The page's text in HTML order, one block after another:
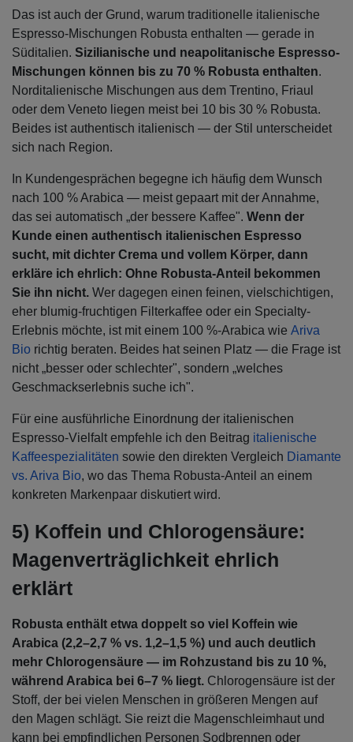
Das ist auch der Grund, warum traditionelle italienische
Espresso-Mischungen Robusta enthalten — gerade in
Süditalien. Sizilianische und neapolitanische Espresso-
Mischungen können bis zu 70 % Robusta enthalten.
Norditalienische Mischungen aus dem Trentino, Friaul
oder dem Veneto liegen meist bei 10 bis 30 % Robusta.
Beides ist authentisch italienisch — der Stil unterscheidet
sich nach Region.
In Kundengesprächen begegne ich häufig dem Wunsch
nach 100 % Arabica — meist gepaart mit der Annahme,
das sei automatisch „der bessere Kaffee". Wenn der
Kunde einen authentisch italienischen Espresso
sucht, mit dichter Crema und vollem Körper, dann
erkläre ich ehrlich: Ohne Robusta-Anteil bekommen
Sie ihn nicht. Wer dagegen einen feinen, vielschichtigen,
eher blumig-fruchtigen Filterkaffee oder ein Specialty-
Erlebnis möchte, ist mit einem 100 %-Arabica wie Ariva
Bio richtig beraten. Beides hat seinen Platz — die Frage ist
nicht „besser oder schlechter", sondern „welches
Geschmackserlebnis suche ich".
Für eine ausführliche Einordnung der italienischen
Espresso-Vielfalt empfehle ich den Beitrag italienische
Kaffeespezialitäten sowie den direkten Vergleich Diamante
vs. Ariva Bio, wo das Thema Robusta-Anteil an einem
konkreten Markenpaar diskutiert wird.
5) Koffein und Chlorogensäure:
Magenverträglichkeit ehrlich
erklärt
Robusta enthält etwa doppelt so viel Koffein wie
Arabica (2,2–2,7 % vs. 1,2–1,5 %) und auch deutlich
mehr Chlorogensäure — im Rohzustand bis zu 10 %,
während Arabica bei 6–7 % liegt. Chlorogensäure ist der
Stoff, der bei vielen Menschen in größeren Mengen auf
den Magen schlägt. Sie reizt die Magenschleimhaut und
kann bei empfindlichen Personen Sodbrennen oder